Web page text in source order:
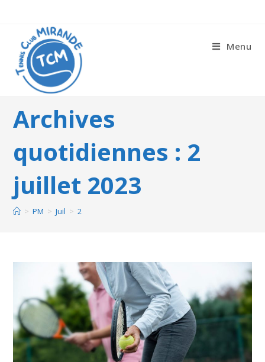
Menu
Archives
quotidiennes : 2
juillet 2023
> PM > Juil > 2